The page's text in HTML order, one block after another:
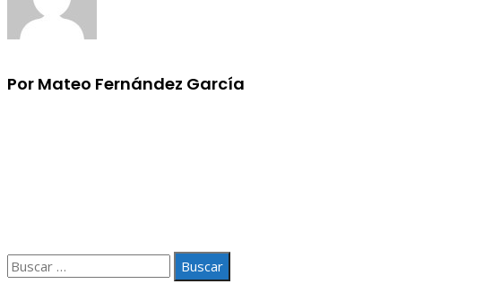
Por Mateo Fernández García
Buscar: